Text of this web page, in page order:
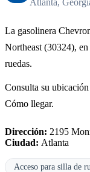
Atlanta,
La gasolinera
Northeast (30324),
ruedas.
Consulta su
Cómo llegar.
Dirección: 2195
Ciudad: Atlanta
Acceso para silla de